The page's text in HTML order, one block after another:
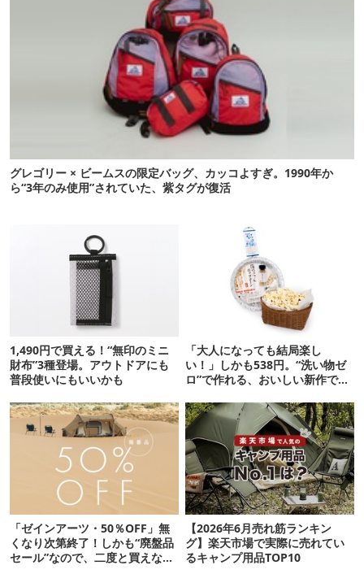
グレゴリー × ビームスの限定バッグ、カッコよすぎ。1990年か
ら“3年のみ使用”されていた、紫タグが復活
1,490円で買える！“無印のミニ
財布”3種登場。アウトドアにも
普段使いにもいいかも
「大人になっても結局楽し
い！」しかも538円。“洗い物ゼ
ロ”で作れる、おいしい新作です
「ゼインアーツ・50％OFF」無
くなり次第終了！しかも“廃盤品
セール”なので、二度と買えない
【2026年6月売れ筋ランキン
グ】楽天市場で実際に売れてい
るキャンプ用品TOP10